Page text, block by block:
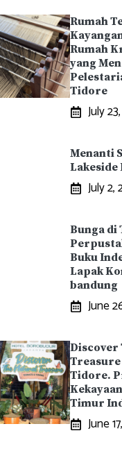
Rumah
Rumah
yang
Tidore
July
Menanti
Lakeside
July 2,
Bunga di
Buku
Lapak
bandung
June
Discover
Tidore.
Timur
June